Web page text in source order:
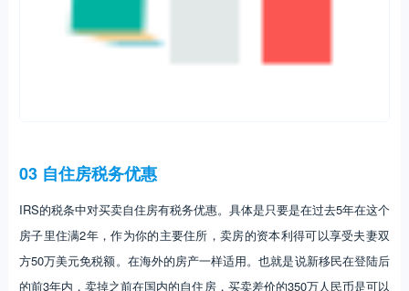
03 自住房税务优惠
IRS的税条中对买卖自住房有税务优惠。具体是只要是在过去5年在这个
房子里住满2年，作为你的主要住所，卖房的资本利得可以享受夫妻双
方50万美元免税额。在海外的房产一样适用。也就是说新移民在登陆后
的前3年内，卖掉之前在国内的自住房，买卖差价的350万人民币是可以